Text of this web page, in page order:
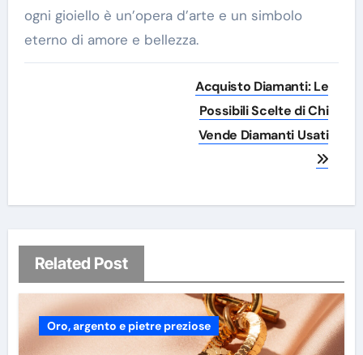
ogni gioiello è un’opera d’arte e un simbolo
eterno di amore e bellezza.
Acquisto Diamanti: Le
Possibili Scelte di Chi
Vende Diamanti Usati
Related Post
Oro, argento e pietre preziose